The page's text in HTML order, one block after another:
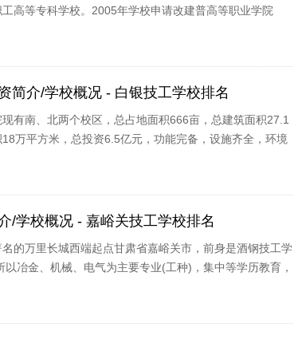
高等专科学校。2005年学校申请改建普高等职业学院
简介/学校概况 - 白银技工学校排名
有南、北两个校区，总占地面积666亩，总建筑面积27.1
万平方米，总投资6.5亿元，功能完备，设施齐全，环境
/学校概况 - 嘉峪关技工学校排名
的万里长城西端起点甘肃省嘉峪关市，前身是酒钢技工学
冶金、机械、电气为主要专业(工种)，集中等学历教育，